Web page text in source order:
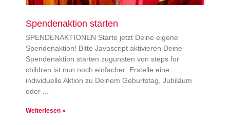
Spendenaktion starten
SPENDENAKTIONEN Starte jetzt Deine eigene
Spendenaktion! Bitte Javascript aktivieren Deine
Spendenaktion starten zugunsten von steps for
children ist nun noch einfacher: Erstelle eine
individuelle Aktion zu Deinem Geburtstag, Jubiläum
oder
Weiterlesen »